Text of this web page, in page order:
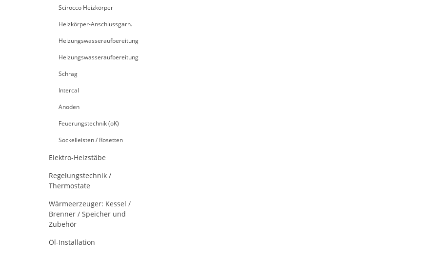
Scirocco Heizkörper
Heizkörper-Anschlussgarn.
Heizungswasseraufbereitung
Heizungswasseraufbereitung
Schrag
Intercal
Anoden
Feuerungstechnik (oK)
Sockelleisten / Rosetten
Elektro-Heizstäbe
Regelungstechnik /
Thermostate
Wärmeerzeuger: Kessel /
Brenner / Speicher und
Zubehör
Öl-Installation